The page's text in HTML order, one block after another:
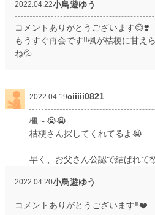
2022.04.22小鳥遊ゆう
コメントありがとうございます😊❣️
もうすぐ再会です‼️楓が桔梗に甘え
ね💦
2022.04.19ciiiii0821
楓～😭😭
桔梗さん探してくれてるよ😭
早く、お父さん公認で結ばれて
2022.04.20小鳥遊ゆう
コメントありがとうございます‼️❤️